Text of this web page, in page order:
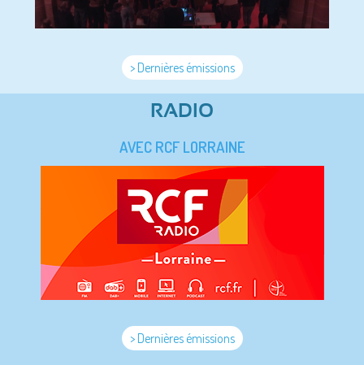
> Dernières émissions
RADIO
AVEC RCF LORRAINE
> Dernières émissions